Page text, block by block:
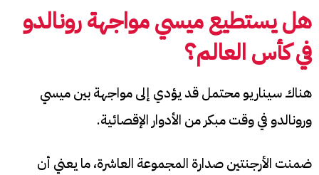
هل يستطيع ميسي مواجهة رونالدو
في كأس العالم؟
هناك سيناريو محتمل قد يؤدي إلى مواجهة بين ميسي
ورونالدو في وقت مبكر من الأدوار الإقصائية.
ضمنت الأرجنتين صدارة المجموعة العاشرة، ما يعني أن